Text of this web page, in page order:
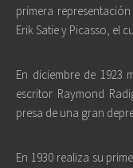
primera
Erik Satie y Picasso, el
En diciembre de 1923
escritor Raymond
presa de una gran
En 1930 realiza su